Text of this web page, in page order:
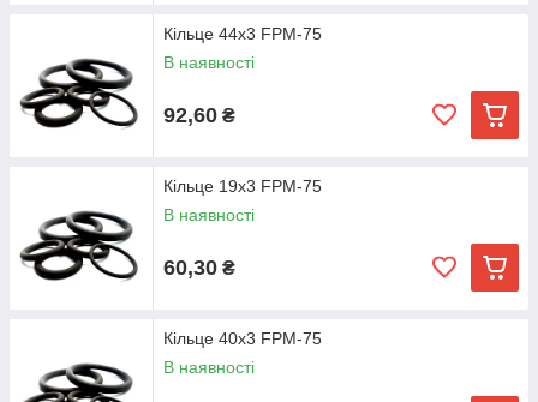
Кільце 44х3 FPM-75
В наявності
92,60 ₴
Кільце 19х3 FPM-75
В наявності
60,30 ₴
Кільце 40х3 FPM-75
В наявності